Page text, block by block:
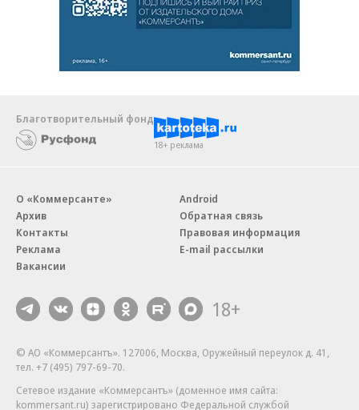
Благотворительный фонд
18+ реклама
О «Коммерсанте»
Архив
Контакты
Реклама
Вакансии
Android
Обратная связь
Правовая информация
E-mail рассылки
18+
© АО «Коммерсантъ». 127006, Москва, Оружейный переулок д. 41,
тел. +7 (495) 797-69-70.
Сетевое издание «Коммерсантъ» (доменное имя сайта:
kommersant.ru) зарегистрировано Федеральной службой